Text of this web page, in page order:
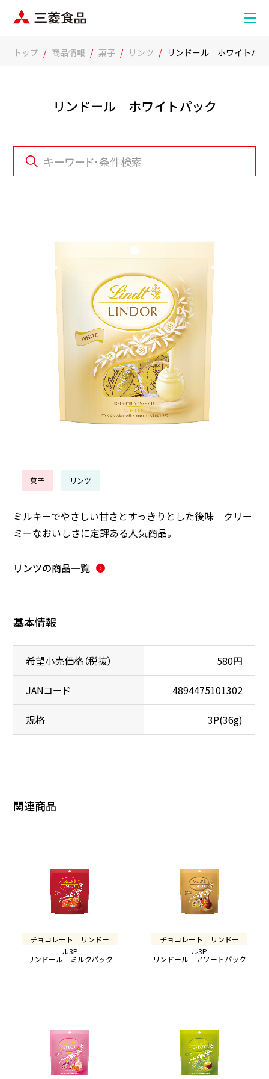
トップ 商品情報 菓子 リンツ リンドール ホワイトパ
リンドール ホワイトパック
キーワード・条件検索
菓子 リンツ
ミルキーでやさしい甘さとすっきりとした後味 クリー
ミーなおいしさに定評ある人気商品。
リンツの商品一覧
基本情報
希望小売価格（税抜） 580円
JANコード 4894475101302
規格 3P(36g)
関連商品
チョコレート リンドー
ル3P
リンドール ミルクパック
チョコレート リンドー
ル3P
リンドール アソートパック